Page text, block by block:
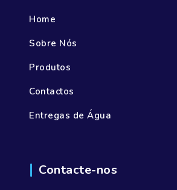
Home
Sobre Nós
Produtos
Contactos
Entregas de Água
Contacte-nos